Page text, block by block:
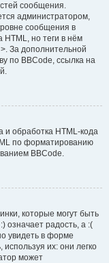
сообщения.
администратором,
сообщения в
но теги в нём
За дополнительной
по BBCode, ссылка на
обработка HTML-кода
по форматированию
BBCode.
которые могут быть
означает радость, а :(
увидеть в форме
их: они легко
может